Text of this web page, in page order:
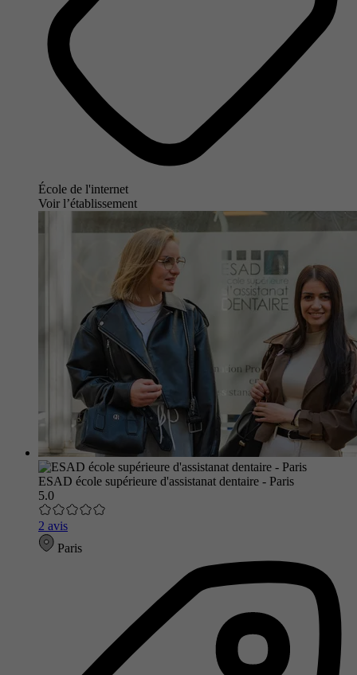
École de l'internet
Voir l’établissement
ESAD école supérieure d'assistanat dentaire - Paris
5.0
2 avis
Paris